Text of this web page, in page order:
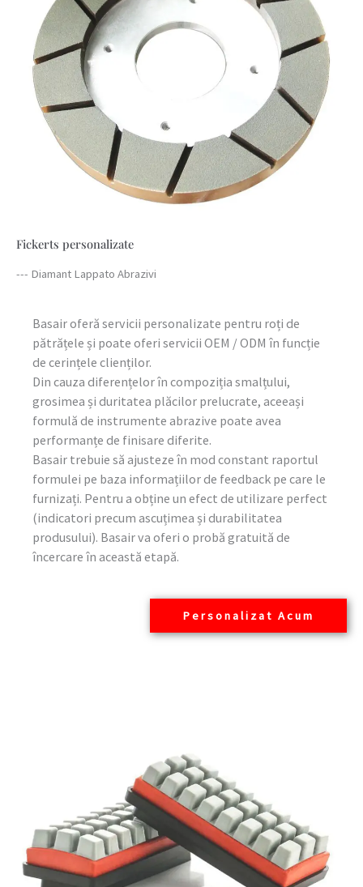
Fickerts personalizate
--- Diamant Lappato Abrazivi
Basair oferă servicii personalizate pentru roți de
pătrățele și poate oferi servicii OEM / ODM în funcție
de cerințele clienților.
Din cauza diferențelor în compoziția smalțului,
grosimea și duritatea plăcilor prelucrate, aceeași
formulă de instrumente abrazive poate avea
performanțe de finisare diferite.
Basair trebuie să ajusteze în mod constant raportul
formulei pe baza informațiilor de feedback pe care le
furnizați. Pentru a obține un efect de utilizare perfect
(indicatori precum ascuțimea și durabilitatea
produsului). Basair va oferi o probă gratuită de
încercare în această etapă.
Personalizat Acum